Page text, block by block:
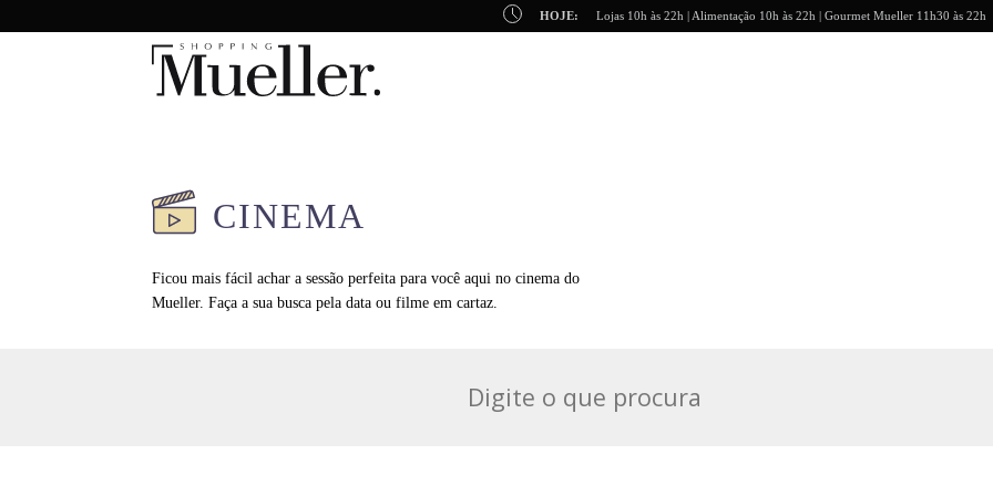
HOJE: Lojas 10h às 22h | Alimentação 10h às 22h | Gourmet Mueller 11h30 às 22h
CINEMA
Ficou mais fácil achar a sessão perfeita para você aqui no cinema do
Mueller. Faça a sua busca pela data ou filme em cartaz.